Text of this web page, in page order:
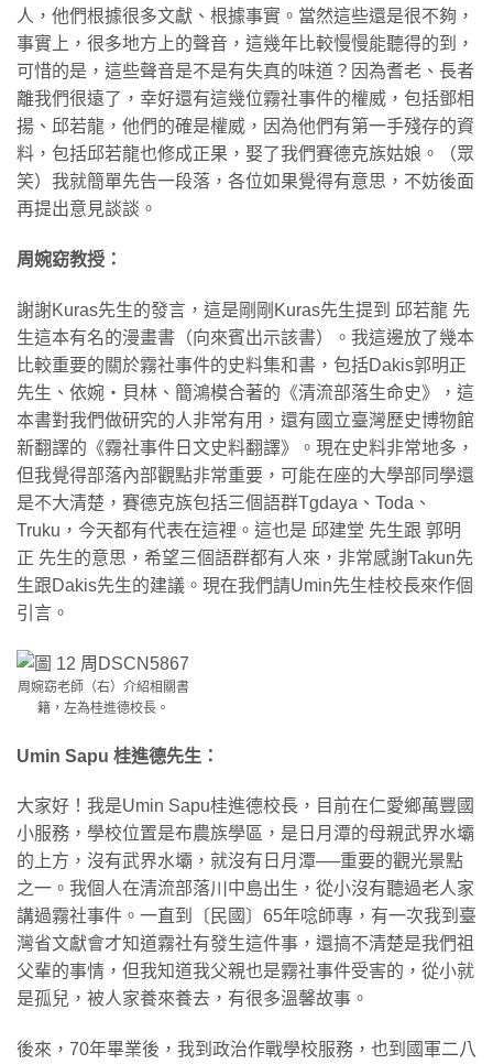
人，他們根據很多文獻、根據事實。當然這些還是很不夠，
事實上，很多地方上的聲音，這幾年比較慢慢能聽得的到，
可惜的是，這些聲音是不是有失真的味道？因為耆老、長者
離我們很遠了，幸好還有這幾位霧社事件的權威，包括鄧相
揚、邱若龍，他們的確是權威，因為他們有第一手殘存的資
料，包括邱若龍也修成正果，娶了我們賽德克族姑娘。（眾
笑）我就簡單先告一段落，各位如果覺得有意思，不妨後面
再提出意見談談。
周婉窈教授：
謝謝Kuras先生的發言，這是剛剛Kuras先生提到 邱若龍 先
生這本有名的漫畫書（向來賓出示該書）。我這邊放了幾本
比較重要的關於霧社事件的史料集和書，包括Dakis郭明正
先生、依婉‧貝林、簡鴻模合著的《清流部落生命史》，這
本書對我們做研究的人非常有用，還有國立臺灣歷史博物館
新翻譯的《霧社事件日文史料翻譯》。現在史料非常地多，
但我覺得部落內部觀點非常重要，可能在座的大學部同學還
是不大清楚，賽德克族包括三個語群Tgdaya、Toda、
Truku，今天都有代表在這裡。這也是 邱建堂 先生跟 郭明
正 先生的意思，希望三個語群都有人來，非常感謝Takun先
生跟Dakis先生的建議。現在我們請Umin先生桂校長來作個
引言。
周婉窈老師（右）介紹相關書
籍，左為桂進德校長。
Umin Sapu 桂進德先生：
大家好！我是Umin Sapu桂進德校長，目前在仁愛鄉萬豐國
小服務，學校位置是布農族學區，是日月潭的母親武界水壩
的上方，沒有武界水壩，就沒有日月潭──重要的觀光景點
之一。我個人在清流部落川中島出生，從小沒有聽過老人家
講過霧社事件。一直到〔民國〕65年唸師專，有一次我到臺
灣省文獻會才知道霧社有發生這件事，還搞不清楚是我們祖
父輩的事情，但我知道我父親也是霧社事件受害的，從小就
是孤兒，被人家養來養去，有很多溫馨故事。
後來，70年畢業後，我到政治作戰學校服務，也到國軍二八